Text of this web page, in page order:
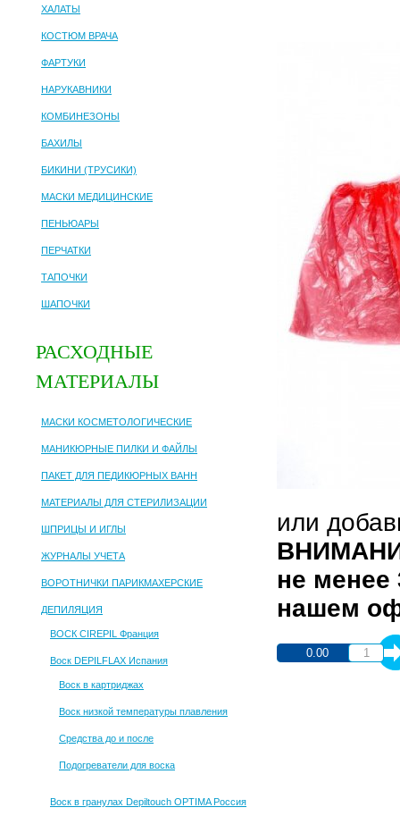
ХАЛАТЫ
КОСТЮМ ВРАЧА
ФАРТУКИ
НАРУКАВНИКИ
КОМБИНЕЗОНЫ
БАХИЛЫ
БИКИНИ (ТРУСИКИ)
МАСКИ МЕДИЦИНСКИЕ
ПЕНЬЮАРЫ
ПЕРЧАТКИ
ТАПОЧКИ
ШАПОЧКИ
РАСХОДНЫЕ
МАТЕРИАЛЫ
МАСКИ КОСМЕТОЛОГИЧЕСКИЕ
МАНИКЮРНЫЕ ПИЛКИ И ФАЙЛЫ
ПАКЕТ ДЛЯ ПЕДИКЮРНЫХ ВАНН
МАТЕРИАЛЫ ДЛЯ СТЕРИЛИЗАЦИИ
ШПРИЦЫ И ИГЛЫ
ЖУРНАЛЫ УЧЕТА
ВОРОТНИЧКИ ПАРИКМАХЕРСКИЕ
ДЕПИЛЯЦИЯ
ВОСК CIREPIL Франция
Воск DEPILFLAX Испания
Воск в картриджах
Воск низкой температуры плавления
Средства до и после
Подогреватели для воска
Воск в гранулах Depiltouch OPTIMA Россия
или
не менее
нашем
0.00